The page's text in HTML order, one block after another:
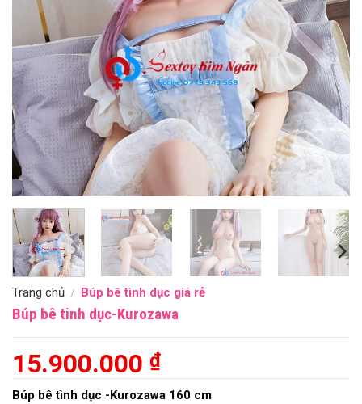
Trang chủ / Búp bê tình dục giá rẻ
Búp bê tinh dục-Kurozawa
15.900.000 ₫
Búp bê tình dục -Kurozawa 160 cm